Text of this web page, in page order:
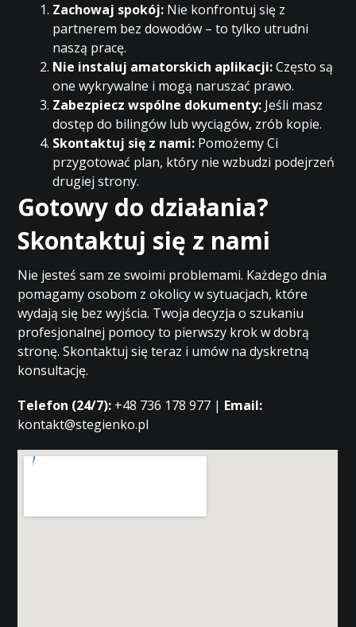
Zachowaj spokój: Nie konfrontuj się z
partnerem bez dowodów – to tylko utrudni
naszą pracę.
Nie instaluj amatorskich aplikacji:Często są
one wykrywalne i mogą naruszać prawo.
Zabezpiecz wspólne dokumenty: Jeśli masz
dostęp do bilingów lub wyciągów, zrób kopie.
Skontaktuj się z nami: Pomożemy Ci
przygotować plan, który nie wzbudzi podejrzeń
drugiej strony.
Gotowy do działania?
Skontaktuj się z nami
Nie jesteś sam ze swoimi problemami. Każdego dnia
pomagamy osobom z okolicy w sytuacjach, które
wydają się bez wyjścia. Twoja decyzja o szukaniu
profesjonalnej pomocy to pierwszy krok w dobrą
stronę. Skontaktuj się teraz i umów na dyskretną
konsultację.
Telefon (24/7): +48 736 178 977 | Email:
kontakt@stegienko.pl